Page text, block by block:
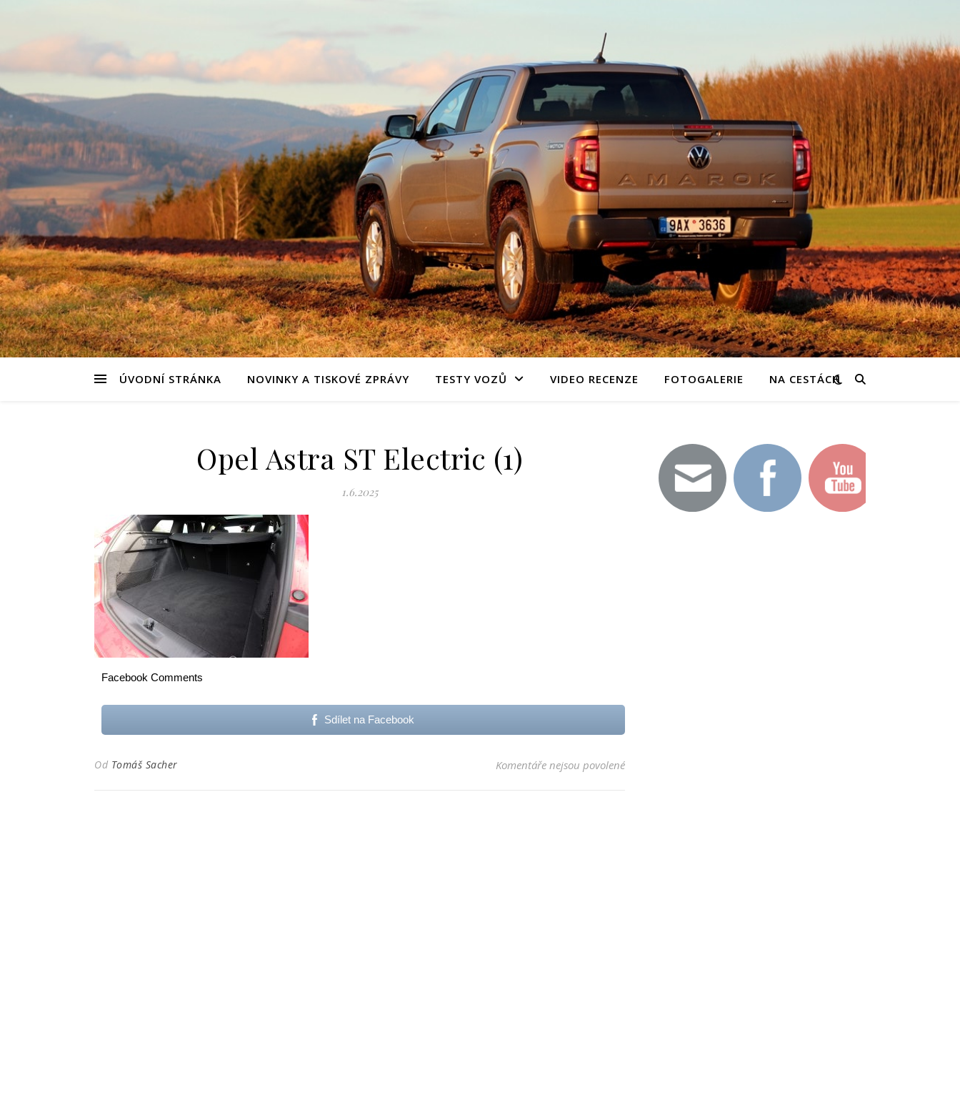
ÚVODNÍ STRÁNKA NOVINKY A TISKOVÉ ZPRÁVY TESTY VOZŮ VIDEO RECENZE FOTOGALERIE NA CESTÁCH
Opel Astra ST Electric (1)
1.6.2025
Facebook Comments
Sdílet na Facebook
Od Tomáš Sacher Komentáře nejsou povolenéu textu s názvem Opel Astra ST Electric (1)